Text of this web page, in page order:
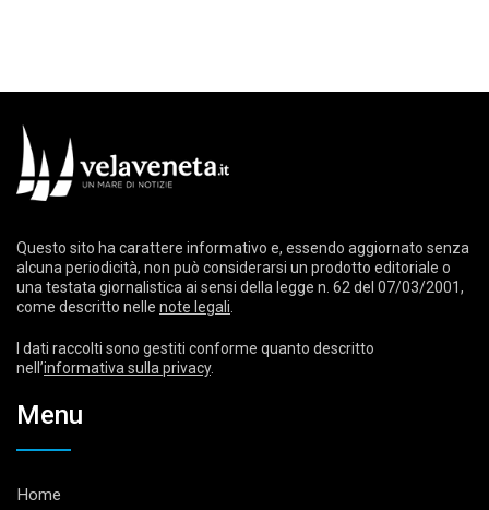
Questo sito ha carattere informativo e, essendo aggiornato senza
alcuna periodicità, non può considerarsi un prodotto editoriale o
una testata giornalistica ai sensi della legge n. 62 del 07/03/2001,
come descritto nelle note legali
I dati raccolti sono gestiti conforme quanto descritto
nell’informativa sulla privacy.
Menu
Home